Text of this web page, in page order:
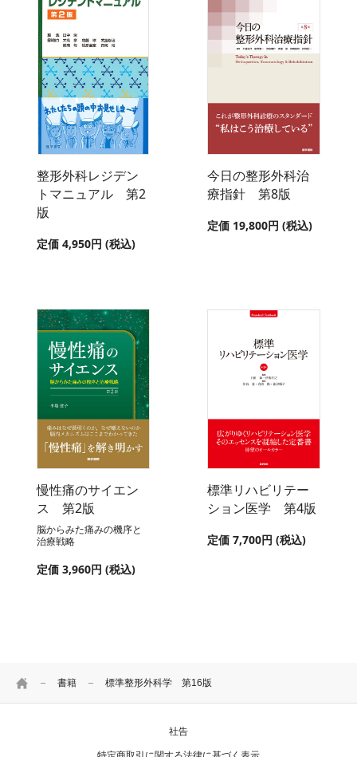
HOME 書籍 標準整形外科学 第16版
整形外科レジデン
トマニュアル 第2
版
定価 4,950円 (税込)
今日の整形外科治
療指針 第8版
定価 19,800円 (税込)
慢性痛のサイエン
ス 第2版
脳からみた痛みの機序と
治療戦略
定価 3,960円 (税込)
標準リハビリテー
ション医学 第4版
定価 7,700円 (税込)
社告